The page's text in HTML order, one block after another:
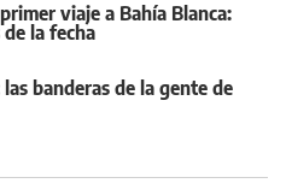
viaje a Bahía Blanca:
la fecha
banderas de la gente de